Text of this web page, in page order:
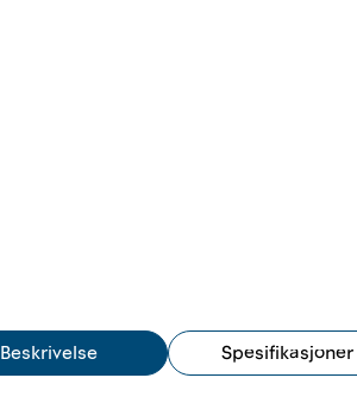
Beskrivelse Spesifikasjoner